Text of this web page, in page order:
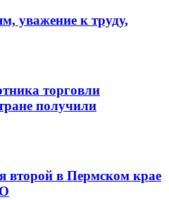
уважение к труду,
торговли
получили
второй в Пермском крае